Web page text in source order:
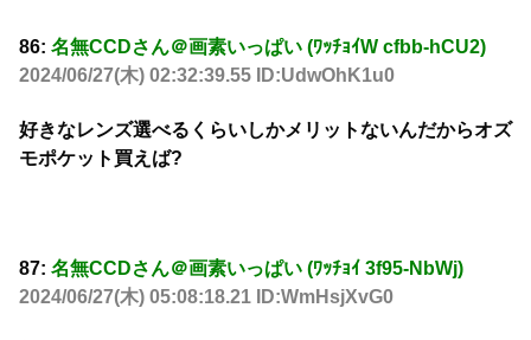
86: 名無CCDさん＠画素いっぱい (ﾜｯﾁｮｲW cfbb-hCU2)
2024/06/27(木) 02:32:39.55 ID:UdwOhK1u0
好きなレンズ選べるくらいしかメリットないんだからオズ
モポケット買えば?
87: 名無CCDさん＠画素いっぱい (ﾜｯﾁｮｲ 3f95-NbWj)
2024/06/27(木) 05:08:18.21 ID:WmHsjXvG0